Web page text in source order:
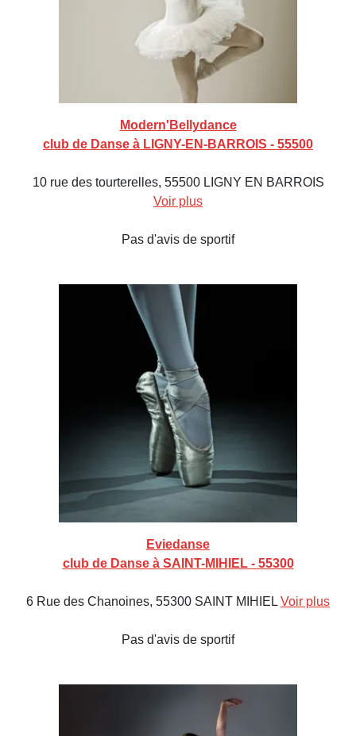
Modern'Bellydance
club de Danse à LIGNY-EN-BARROIS - 55500
10 rue des tourterelles, 55500 LIGNY EN BARROIS
Voir plus
Pas d'avis de sportif
Eviedanse
club de Danse à SAINT-MIHIEL - 55300
6 Rue des Chanoines, 55300 SAINT MIHIEL Voir plus
Pas d'avis de sportif